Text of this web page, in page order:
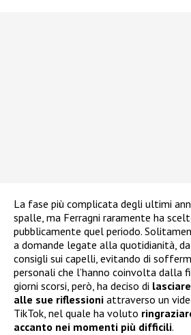
La fase più complicata degli ultimi
spalle, ma Ferragni raramente ha
pubblicamente quel periodo.
a domande legate alla quotidianità,
consigli sui capelli, evitando di
personali che l’hanno coinvolta dalla
giorni scorsi, però, ha deciso di
alle sue riflessioni attraverso un
TikTok, nel quale ha voluto
accanto nei momenti più difficili.